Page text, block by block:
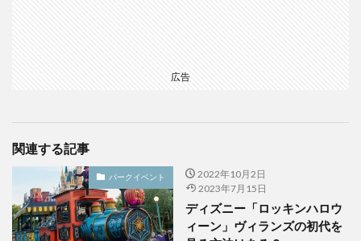
広告
関連する記事
パークイベント
2022年10月2日
2023年7月15日
ディズニー「ロッキンハロウ
ィーン」ヴィランズの初代を